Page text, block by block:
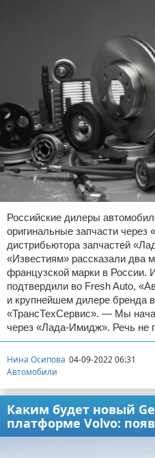
Российские дилеры
оригинальные запчасти
дистрибьютора запчастей
«Известиям» рассказали два
французской марки в России.
подтвердили во Fresh Auto,
и крупнейшем дилере бренда
«ТрансТехСервис». — Мы
через «Лада-Имидж». Речь не
Нина Осипова 04-09-2022 06:31
Автомобили
Каким будет новый
платформе Volvo: